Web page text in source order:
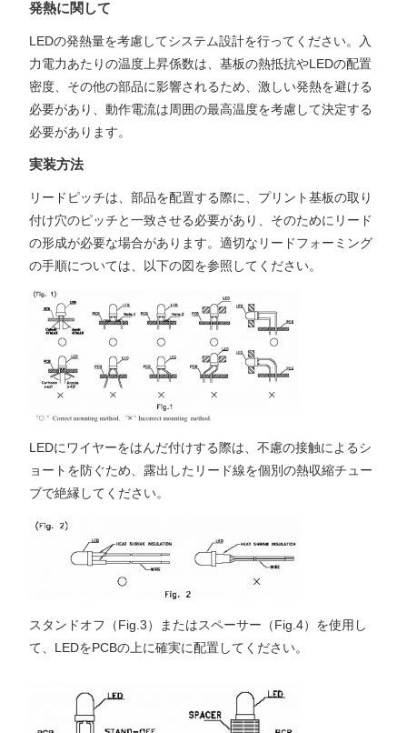
発熱に関して
LEDの発熱量を考慮してシステム設計を行ってください。入
力電力あたりの温度上昇係数は、基板の熱抵抗やLEDの配置
密度、その他の部品に影響されるため、激しい発熱を避ける
必要があり、動作電流は周囲の最高温度を考慮して決定する
必要があります。
実装方法
リードピッチは、部品を配置する際に、プリント基板の取り
付け穴のピッチと一致させる必要があり、そのためにリード
の形成が必要な場合があります。適切なリードフォーミング
の手順については、以下の図を参照してください。
LEDにワイヤーをはんだ付けする際は、不慮の接触によるシ
ョートを防ぐため、露出したリード線を個別の熱収縮チュー
ブで絶縁してください。
スタンドオフ（Fig.3）またはスペーサー（Fig.4）を使用し
て、LEDをPCBの上に確実に配置してください。